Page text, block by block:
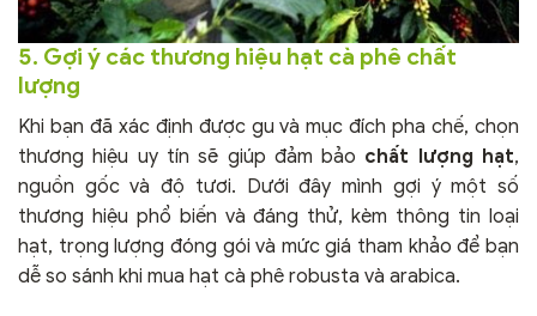
5. Gợi ý các thương hiệu hạt cà phê chất
lượng
Khi bạn đã xác định được gu và mục đích pha chế, chọn
thương hiệu uy tín sẽ giúp đảm bảo chất lượng hạt,
nguồn gốc và độ tươi. Dưới đây mình gợi ý một số
thương hiệu phổ biến và đáng thử, kèm thông tin loại
hạt, trọng lượng đóng gói và mức giá tham khảo để bạn
dễ so sánh khi mua hạt cà phê robusta và arabica.